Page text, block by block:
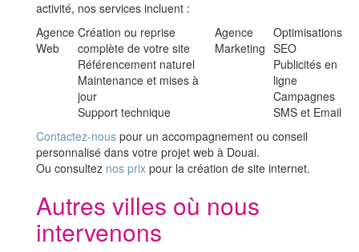
activité, nos services incluent :
Agence
Web
Création ou reprise
complète de votre site
Référencement naturel
Maintenance et mises à
jour
Support technique
Agence
Marketing
Optimisations
SEO
Publicités en
ligne
Campagnes
SMS et Email
Contactez-nouspour un accompagnement ou conseil
personnalisé dans votre projet web à Douai.
Ou consultez nos prixpour la création de site internet.
Autres villes où nous
intervenons